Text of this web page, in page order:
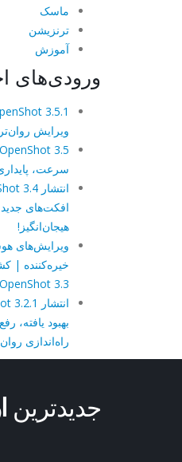
ماسک
ترنزیشن
آموزش
ورودی‌های
ویرایش
سرعت،
افکت‌های
هیجان‌انگیز!
ویرایش‌های
خیره‌کننده |
OpenShot 3.3
بهبود یافته،
راه‌اندازی
جدیدترین